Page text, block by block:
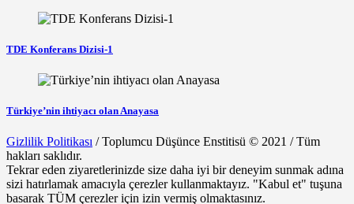
TDE Konferans Dizisi-1
Türkiye’nin ihtiyacı olan Anayasa
Gizlilik Politikası / Toplumcu Düşünce Enstitisü © 2021 / Tüm
hakları saklıdır.
Tekrar eden ziyaretlerinizde size daha iyi bir deneyim sunmak adına
sizi hatırlamak amacıyla çerezler kullanmaktayız. "Kabul et" tuşuna
basarak TÜM çerezler için izin vermiş olmaktasınız.